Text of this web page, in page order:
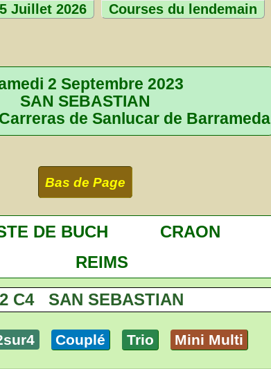
Juillet 2026 Courses du lendemain
2 Septembre 2023
SAN SEBASTIAN
de Sanlucar de Barrameda
Bas de Page
DE BUCH CRAON
REIMS
C4 SAN SEBASTIAN
Couplé Trio Mini Multi